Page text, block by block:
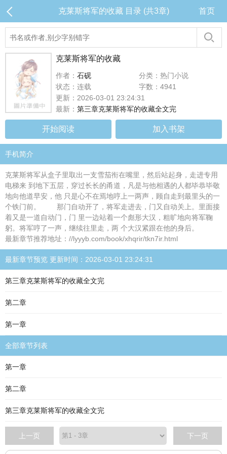
克莱斯将军的收藏 目录 (共3章) 首页
克莱斯将军的收藏
作者： 石砚
分类：热门小说
状态：连载
字数：4941
更新：2026-03-01 23:24:31
最新： 第三章克莱斯将军的收藏全文完
开始阅读 加入书架
手机简介
克莱斯将军从盒子里取出一支雪茄衔在嘴里，然后站起身，走进专用
电梯来 到地下五层，穿过长长的甬道，凡是与他相遇的人都毕恭毕敬
地向他道早安，他 只是心不在焉地哼上一两声，顾自走到最里头的一
个铁门前。 那门自动开了，将军走进去，门又自动关上。里面接
着又是一道自动门，门 里一边站着一个彪形大汉，粗旷地向将军鞠
躬。将军哼了一声，继续往里走，两 个大汉紧跟在他的身后。
最新章节推荐地址：//lyyyb.com/book/xhqrir/tkn7ir.html
最新章节预览 更新时间：2026-03-01 23:24:31
第三章克莱斯将军的收藏全文完
第二章
第一章
全部章节列表
第一章
第二章
第三章克莱斯将军的收藏全文完
上一页 下一页